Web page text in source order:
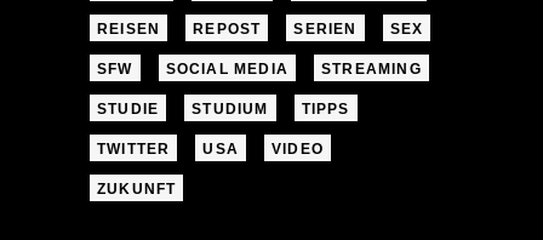
REISEN REPOST SERIEN SEX
SFW SOCIAL MEDIA STREAMING
STUDIE STUDIUM TIPPS
TWITTER USA VIDEO
ZUKUNFT